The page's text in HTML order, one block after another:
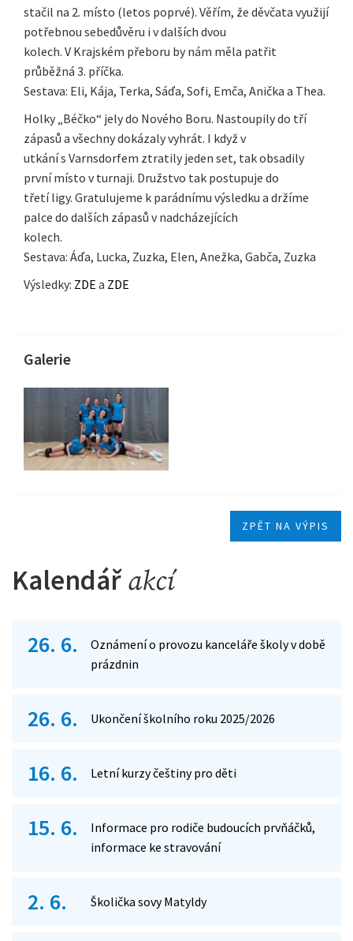
stačil na 2. místo (letos poprvé). Věřím, že děvčata využijí
potřebnou sebedůvěru i v dalších dvou
kolech. V Krajském přeboru by nám měla patřit
průběžná 3. příčka.
Sestava: Eli, Kája, Terka, Sáďa, Sofi, Emča, Anička a Thea.
Holky „Béčko“ jely do Nového Boru. Nastoupily do tří
zápasů a všechny dokázaly vyhrát. I když v
utkání s Varnsdorfem ztratily jeden set, tak obsadily
první místo v turnaji. Družstvo tak postupuje do
třetí ligy. Gratulujeme k parádnímu výsledku a držíme
palce do dalších zápasů v nadcházejících
kolech.
Sestava: Áďa, Lucka, Zuzka, Elen, Anežka, Gabča, Zuzka
Výsledky: ZDE a ZDE
Galerie
ZPĚT NA VÝPIS
Kalendářakcí
26. 6.
Oznámení o provozu kanceláře školy v době
prázdnin
26. 6. Ukončení školního roku 2025/2026
16. 6. Letní kurzy češtiny pro děti
15. 6.
Informace pro rodiče budoucích prvňáčků,
informace ke stravování
2. 6. Školička sovy Matyldy